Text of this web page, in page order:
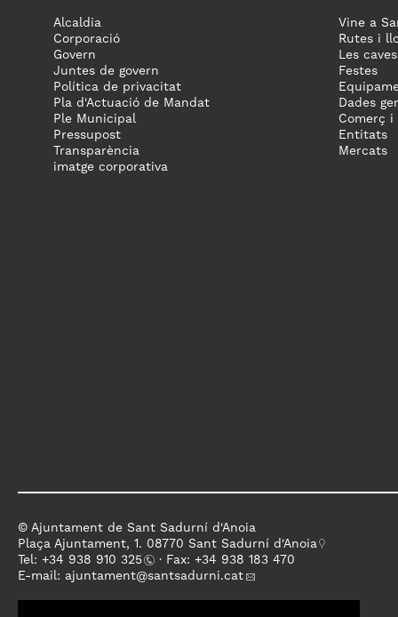
Alcaldia
Corporació
Govern
Juntes de govern
Política de privacitat
Pla d'Actuació de Mandat
Ple Municipal
Pressupost
Transparència
imatge corporativa
Vine a
Rutes i
Les caves
Festes
Dades
Comerç i
Entitats
Mercats
© Ajuntament de Sant Sadurní d'Anoia
Plaça Ajuntament, 1. 08770 Sant Sadurní d'Anoia
Tel: +34 938 910 325
· Fax: +34 938 183 470
E-mail: ajuntament@santsadurni.cat